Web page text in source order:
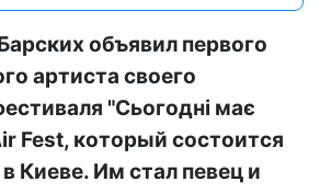
объявил первого
артиста своего
"Сьогодні має
Fest, который состоится
Киеве. Им стал певец и